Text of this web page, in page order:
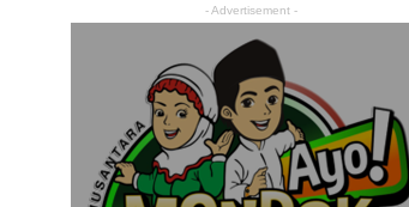
- Advertisement -